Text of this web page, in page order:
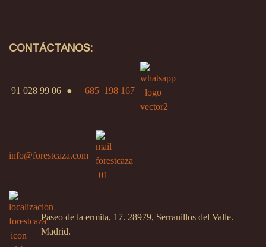
CONTÁCTANOS:
91 028 99 06 ● 685 198 167
info@forestcaza.com
Paseo de la ermita, 17. 28979, Serranillos del Valle.
Madrid.